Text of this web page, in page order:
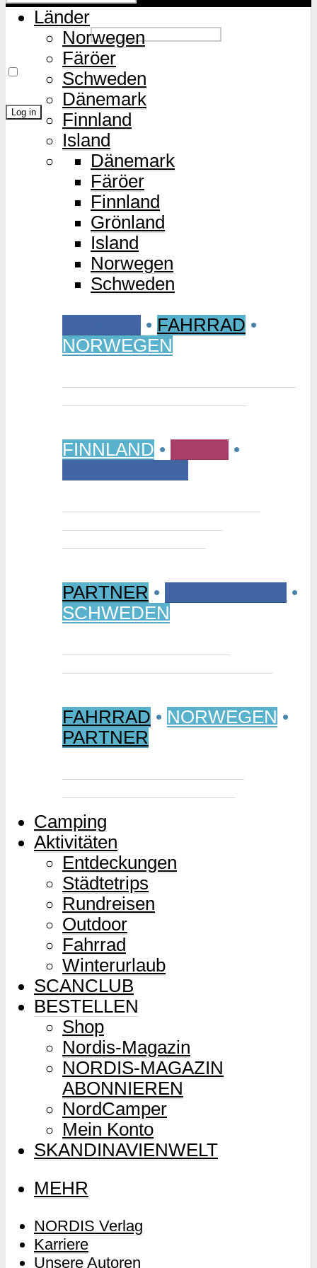
Password
Remember Me
Lost Password?
Länder
Norwegen
Färöer
Schweden
Dänemark
Finnland
Island
Dänemark
Färöer
Finnland
Grönland
Island
Norwegen
Schweden
• FAHRRAD •
NORWEGEN
FINNLAND •
•
PARTNER •
•
SCHWEDEN
FAHRRAD • NORWEGEN •
PARTNER
Camping
Aktivitäten
Entdeckungen
Städtetrips
Rundreisen
Outdoor
Fahrrad
Winterurlaub
SCANCLUB
BESTELLEN
Shop
Nordis-Magazin
NORDIS-MAGAZIN
ABONNIEREN
NordCamper
Mein Konto
SKANDINAVIENWELT
MEHR
NORDIS Verlag
Karriere
Unsere Autoren